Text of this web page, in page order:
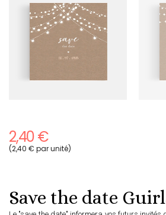
2,40 €
(2,40 € par unité)
Save the date